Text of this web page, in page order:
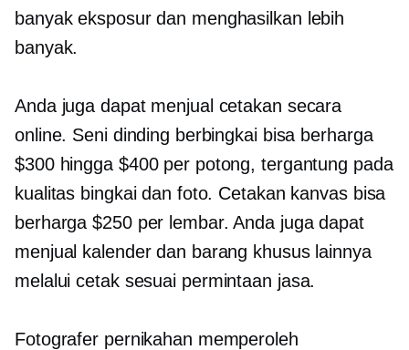
banyak eksposur dan menghasilkan lebih
banyak.
Anda juga dapat menjual cetakan secara
online. Seni dinding berbingkai bisa berharga
$300 hingga $400 per potong, tergantung pada
kualitas bingkai dan foto. Cetakan kanvas bisa
berharga $250 per lembar. Anda juga dapat
menjual kalender dan barang khusus lainnya
melaluicetak sesuai permintaan jasa.
Fotografer pernikahan memperoleh